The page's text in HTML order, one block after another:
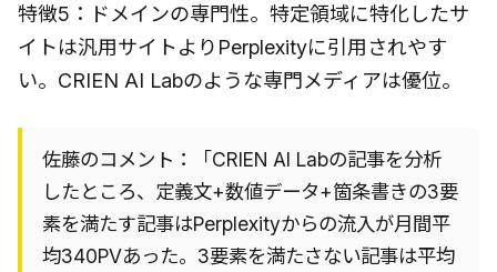
特徴5：ドメインの専門性。特定領域に特化したサ
イトは汎用サイトよりPerplexityに引用されやす
い。CRIEN AI Labのような専門メディアは優位。
佐藤のコメント：「CRIEN AI Labの記事を分析
したところ、定義文+数値データ+箇条書きの3要
素を満たす記事はPerplexityからの流入が月間平
均340PVあった。3要素を満たさない記事は平均